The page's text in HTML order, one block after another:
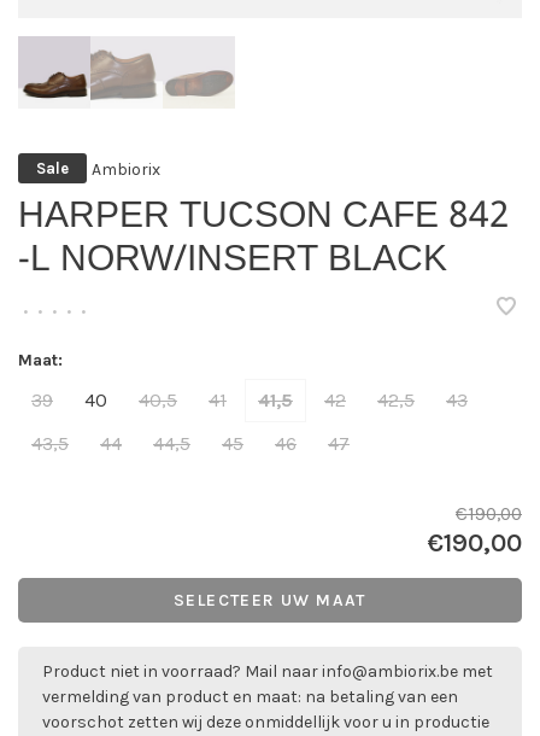
Sale Ambiorix
HARPER TUCSON CAFE 842
-L NORW/INSERT BLACK
• • • • •
Maat:
39 40 40,5 41 41,5 42 42,5
43
43,5
44 44,5 45 46 47
€190,00
€190,00
SELECTEER UW MAAT
Product niet in voorraad? Mail naarinfo@ambiorix.be met
vermelding van product en maat: na betaling van een
voorschot zetten wij deze onmiddellijk voor u in productie